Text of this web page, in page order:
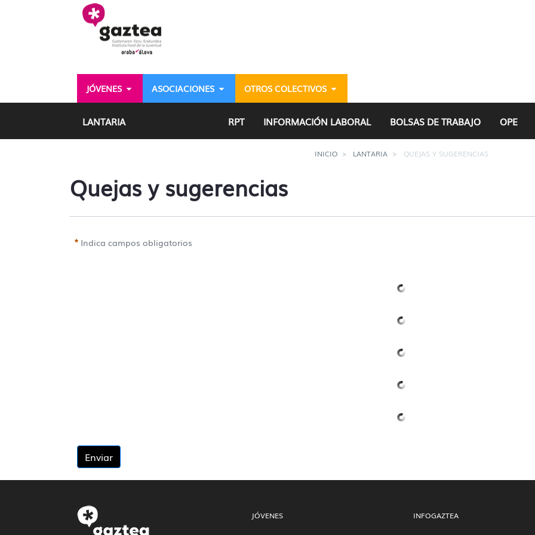
Saltar al contenido principal
JÓVENES ASOCIACIONES OTROS COLECTIVOS
Quejas y sugerencias - gazteria
LANTARIA RPT INFORMACIÓN LABORAL BOLSAS DE TRABAJO OPE
INICIO LANTARIA QUEJAS Y SUGERENCIAS
Quejas y sugerencias
Indica campos obligatorios
Enviar
JÓVENES INFOGAZTEA